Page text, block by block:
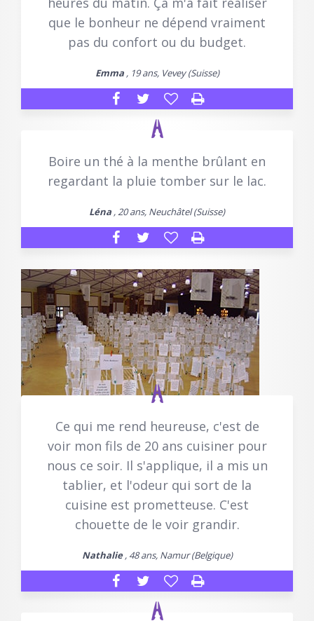
que le bonheur ne dépend vraiment
pas du confort ou du budget.
Emma, 19 ans, Vevey (Suisse)
Boire un thé à la menthe brûlant en
regardant la pluie tomber sur le lac.
Léna , 20 ans, Neuchâtel (Suisse)
Ce qui me rend heureuse, c'est de
voir mon fils de 20 ans cuisiner pour
nous ce soir. Il s'applique, il a mis un
tablier, et l'odeur qui sort de la
cuisine est prometteuse. C'est
chouette de le voir grandir.
Nathalie, 48 ans, Namur (Belgique)